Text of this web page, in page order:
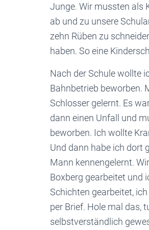
Junge. Wir mussten als
ab und zu unsere
zehn Rüben zu
haben. So eine
Nach der Schule wollte
Bahnbetrieb beworben.
Schlosser gelernt. Es
dann einen Unfall und
beworben. Ich wollte
Und dann habe ich dort
Mann kennengelernt.
Boxberg gearbeitet und
Schichten gearbeitet,
per Brief. Hole mal das,
selbstverständlich